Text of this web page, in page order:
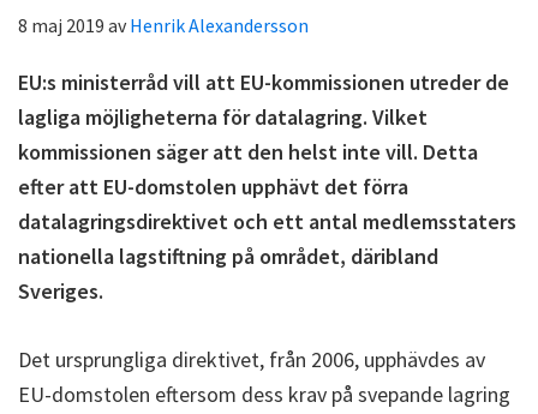
8 maj 2019 avHenrik Alexandersson
EU:s ministerråd vill att EU-kommissionen utreder de
lagliga möjligheterna för datalagring. Vilket
kommissionen säger att den helst inte vill. Detta
efter att EU-domstolen upphävt det förra
datalagringsdirektivet och ett antal medlemsstaters
nationella lagstiftning på området, däribland
Sveriges.
Det ursprungliga direktivet, från 2006, upphävdes av
EU-domstolen eftersom dess krav på svepande lagring